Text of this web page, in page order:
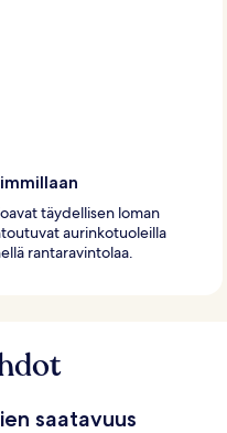
täydellisen loman
aurinkotuoleilla
rantaravintolaa.
saatavuus